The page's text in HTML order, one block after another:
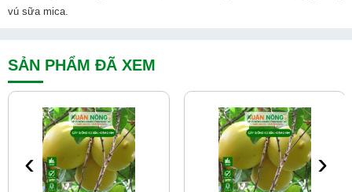
vú sữa mica.
SẢN PHẨM ĐÃ XEM
‹ ›